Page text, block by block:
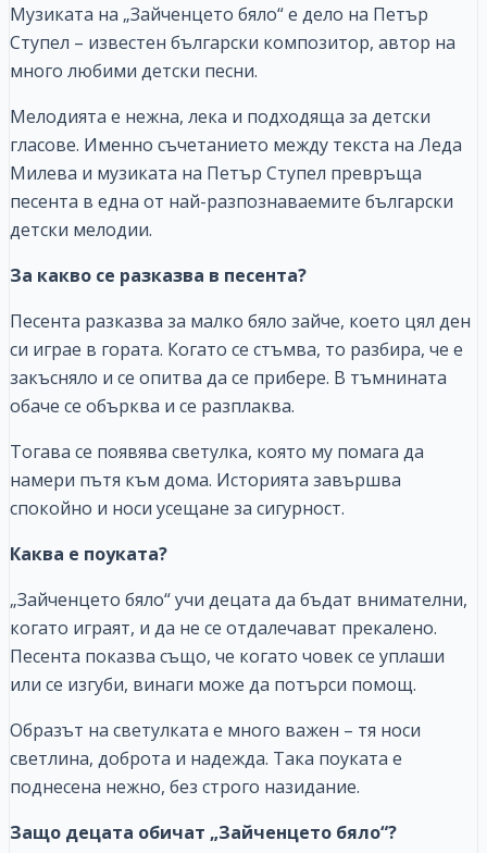
Музиката на „Зайченцето бяло“ е дело на Петър
Ступел – известен български композитор, автор на
много любими детски песни.
Мелодията е нежна, лека и подходяща за детски
гласове. Именно съчетанието между текста на Леда
Милева и музиката на Петър Ступел превръща
песента в една от най-разпознаваемите български
детски мелодии.
За какво се разказва в песента?
Песента разказва за малко бяло зайче, което цял ден
си играе в гората. Когато се стъмва, то разбира, че е
закъсняло и се опитва да се прибере. В тъмнината
обаче се обърква и се разплаква.
Тогава се появява светулка, която му помага да
намери пътя към дома. Историята завършва
спокойно и носи усещане за сигурност.
Каква е поуката?
„Зайченцето бяло“ учи децата да бъдат внимателни,
когато играят, и да не се отдалечават прекалено.
Песента показва също, че когато човек се уплаши
или се изгуби, винаги може да потърси помощ.
Образът на светулката е много важен – тя носи
светлина, доброта и надежда. Така поуката е
поднесена нежно, без строго назидание.
Защо децата обичат „Зайченцето бяло“?